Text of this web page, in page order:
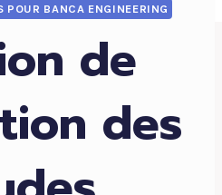
POUR BANCA ENGINEERING
de
des